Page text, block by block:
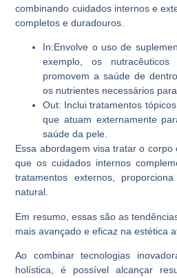
combinando cuidados internos e
completos e duradouros.
In:Envolve o uso de
exemplo, os
promovem a saúde de
os nutrientes necessários
Out: Inclui tratamentos
que atuam externamente
saúde da pele.
Essa abordagem visa tratar o
que os cuidados internos
tratamentos externos,
natural.
Em resumo, essas são as
mais avançado e eficaz na estética
Ao combinar tecnologias
holística, é possível alcançar